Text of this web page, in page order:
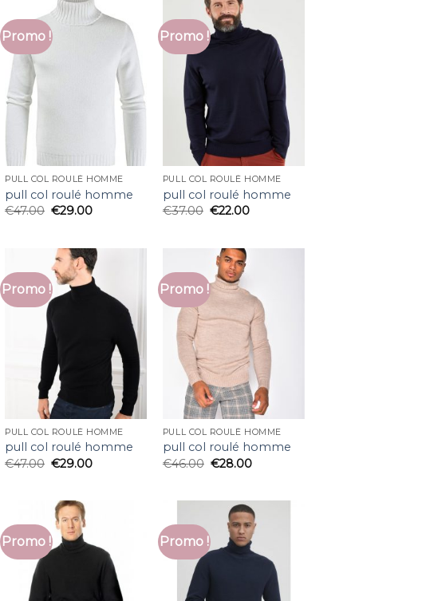
Promo !
PULL COL ROULÉ HOMME
pull col roulé homme
€47.00 €29.00
Promo !
PULL COL ROULÉ HOMME
pull col roulé homme
€37.00 €22.00
Promo !
PULL COL ROULÉ HOMME
pull col roulé homme
€47.00 €29.00
Promo !
PULL COL ROULÉ HOMME
pull col roulé homme
€46.00 €28.00
Promo ! Promo !